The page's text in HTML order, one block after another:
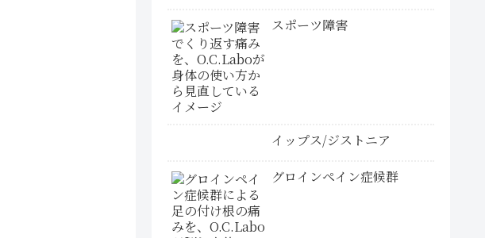
スポーツ障害
イップス/ジストニア
グロインペイン症候群